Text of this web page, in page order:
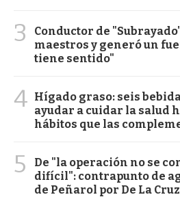
3
Conductor de
maestros y generó un
tiene sentido"
4 Hígado graso: seis
ayudar a cuidar la salud
hábitos que las
5
De "la operación no se
difícil": contrapunto de
de Peñarol por De La Cruz